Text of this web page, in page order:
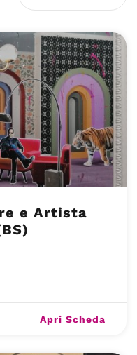
e Artista
Apri Scheda